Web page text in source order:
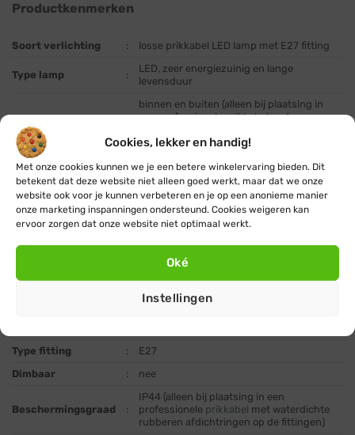
Cookies, lekker en handig!
Met onze cookies kunnen we je een betere winkelervaring bieden. Dit
betekent dat deze website niet alleen goed werkt, maar dat we onze
website ook voor je kunnen verbeteren en je op een anonieme manier
onze marketing inspanningen ondersteund. Cookies weigeren kan
ervoor zorgen dat onze website niet optimaal werkt.
Oké
Instellingen
Productkenmerken
Soort verlichting : losse prikkabel LED lamp met E27 fitting
Type lamp :
LED, zeer energiezuinig en lange
levensduur
binnen en buiten (alleen bij plaatsing in
een professioneleprikkabelmet
fittingen)
Lichtkleur
: groen (andere lichtkleuren beschikbaar)
Kleurtemperatuur
:
–
Lichtopbrengst
: 6 Lumen
gloeilamp)
Type bol
ondoorzichtig (stootbestendig
polycarbonaat)
Ø 4,5 cm, hoogte 6,9 cm
Type fitting
:
E27
Dimbaar
: nee
Beschermingsgraad :
IP44 (alleen bij plaatsing in een
professionele prikkabel met waterdichte
rubberen afdichtringen op de fittingen)